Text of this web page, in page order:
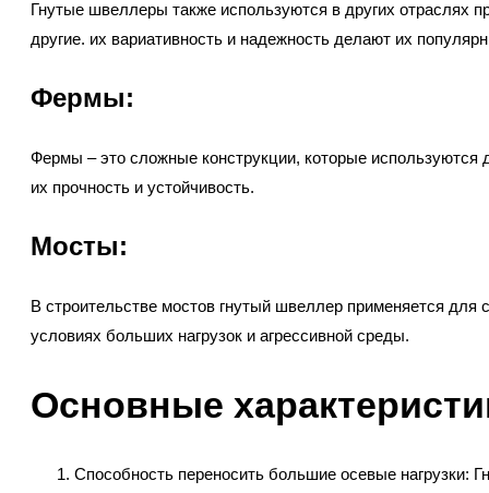
Гнутые швеллеры также используются в других отраслях
другие. их вариативность и надежность делают их
Фермы:
Фермы – это сложные конструкции, которые используются
их прочность и устойчивость.
Мосты:
В строительстве мостов гнутый швеллер применяется
условиях больших нагрузок и агрессивной среды.
Основные
Способность переносить большие осевые нагрузки: